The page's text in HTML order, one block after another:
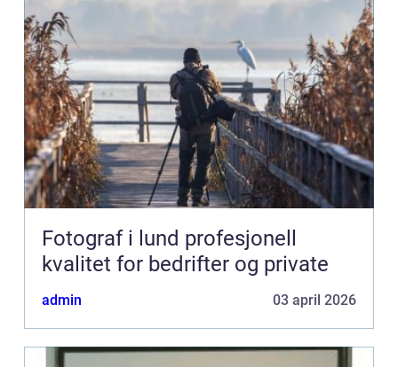
Fotograf i lund profesjonell
kvalitet for bedrifter og private
admin 03 april 2026